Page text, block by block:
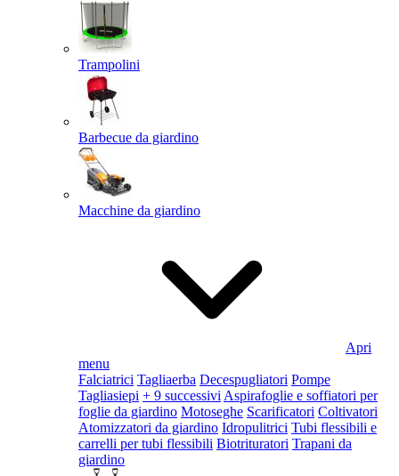
Trampolini
Barbecue da giardino
Macchine da giardino
Apri
menu
Falciatrici Tagliaerba Decespugliatori Pompe
Tagliasiepi + 9 successivi Aspirafoglie e soffiatori per
foglie da giardino Motoseghe Scarificatori Coltivatori
Atomizzatori da giardino Idropulitrici Tubi flessibili e
carrelli per tubi flessibili Biotrituratori Trapani da
giardino